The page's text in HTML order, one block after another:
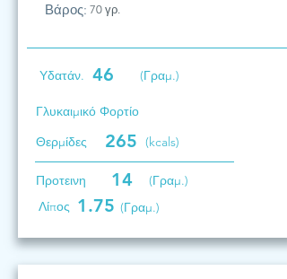
Βάρος: 70 γρ.
Υδατάν. 46 (Γραμ.)
Γλυκαιμικό Φορτίο
Θερμίδες
265 (kcals)
Προτεινη 14
(Γραμ.)
Λίπος 1.75 (Γραμ.)